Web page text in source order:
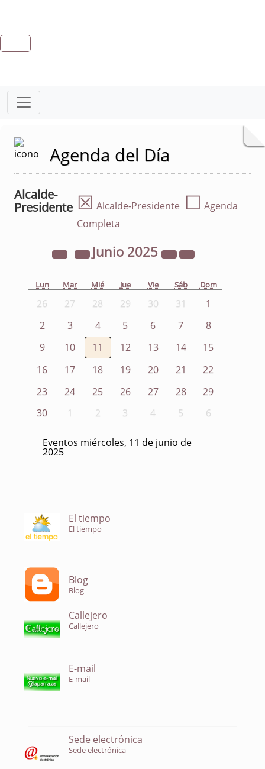
Agenda del Día
Alcalde-
Presidente ☒ Alcalde-Presidente ☐ Agenda
Completa
Junio 2025
Lun Mar Mié Jue Vie Sáb Dom
26 27 28 29 30 31
1
2
3 4 5 6 7
8
9
10 11 12 13 14
15
16
17 18 19 20 21
22
23
24 25 26 27 28
29
30
1 2 3 4 5 6
Eventos miércoles, 11 de junio de
2025
El tiempo
El tiempo
Blog
Blog
Callejero
Callejero
E-mail
E-mail
Sede electrónica
Sede electrónica